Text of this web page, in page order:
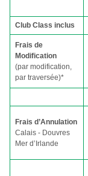
Club Class inclus
Frais de
Modification
(par modification,
par traversée)*
Frais d’Annulation
Calais - Douvres
Mer d’Irlande